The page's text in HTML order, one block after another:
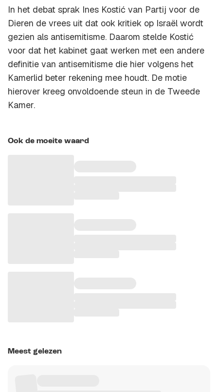
In het debat sprak Ines Kostić van Partij voor de
Dieren de vrees uit dat ook kritiek op Israël wordt
gezien als antisemitisme. Daarom stelde Kostić
voor dat het kabinet gaat werken met een andere
definitie van antisemitisme die hier volgens het
Kamerlid beter rekening mee houdt. De motie
hierover kreeg onvoldoende steun in de Tweede
Kamer.
Ook de moeite waard
Meest gelezen